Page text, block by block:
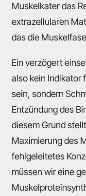
Muskelkater das
extrazellularen
das die
Ein verzögert
also kein Indikator
sein, sondern
Entzündung des
diesem Grund
Maximierung des
fehlgeleitetes
müssen wir eine